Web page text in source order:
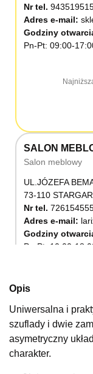
Nr tel.
Adres e-mail:
Godziny
Pn-Pt: 09:00-
SALON
Salon meblowy
UL.JÓZEFA
73-110
Nr tel.
Adres e-mail:
Godziny
Pn-Pt: 10:00-
SALON
Opis
Uniwersalna i
szuflady i dwie
asymetryczny
charakter.